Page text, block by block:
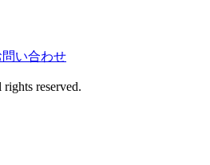
問い合わせ
reserved.